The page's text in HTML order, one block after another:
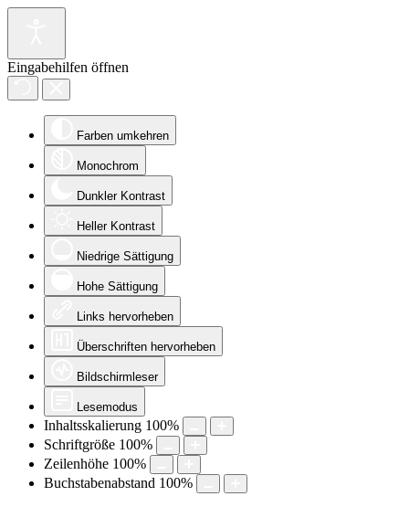
Eingabehilfen öffnen
Farben umkehren
Monochrom
Dunkler Kontrast
Heller Kontrast
Niedrige Sättigung
Hohe Sättigung
Links hervorheben
Überschriften hervorheben
Bildschirmleser
Lesemodus
Inhaltsskalierung 100%
Schriftgröße 100%
Zeilenhöhe 100%
Buchstabenabstand 100%